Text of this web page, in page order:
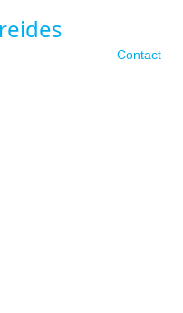
Contact